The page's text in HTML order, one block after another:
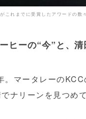
これまでに受賞したアワードの数々
ヒーの“今”と、
マータレーのKCC
ナリーンを見つめて